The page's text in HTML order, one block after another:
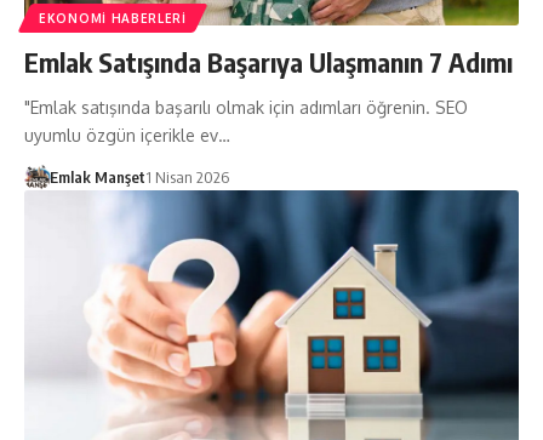
EKONOMI HABERLERI
Emlak Satışında Başarıya Ulaşmanın 7 Adımı
"Emlak satışında başarılı olmak için adımları öğrenin. SEO
uyumlu özgün içerikle ev…
Emlak Manşet1 Nisan 2026